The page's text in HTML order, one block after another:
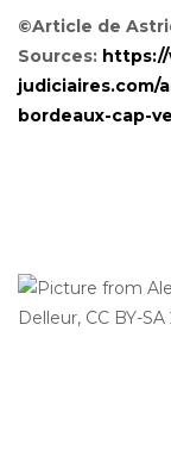
©Article de
Sources:
judiciaires.com/
bordeaux-cap-